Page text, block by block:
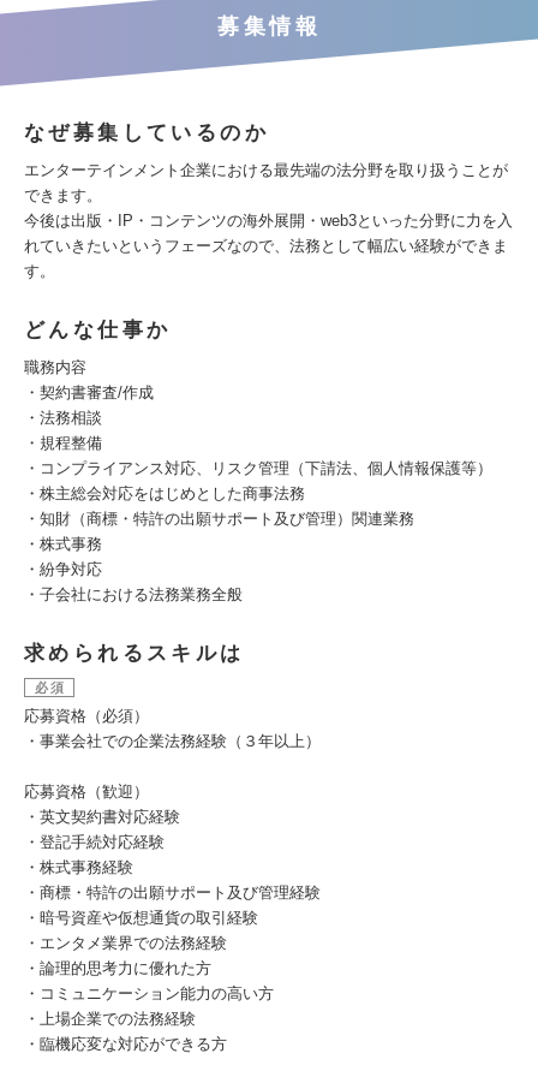
募集情報
なぜ募集しているのか
エンターテインメント企業における最先端の法分野を取り扱うことが
できます。
今後は出版・IP・コンテンツの海外展開・web3といった分野に力を入
れていきたいというフェーズなので、法務として幅広い経験ができま
す。
どんな仕事か
職務内容
・契約書審査/作成
・法務相談
・規程整備
・コンプライアンス対応、リスク管理（下請法、個⼈情報保護等）
・株主総会対応をはじめとした商事法務
・知財（商標・特許の出願サポート及び管理）関連業務
・株式事務
・紛争対応
・子会社における法務業務全般
求められるスキルは
必須
応募資格（必須）
・事業会社での企業法務経験（３年以上）
応募資格（歓迎）
・英文契約書対応経験
・登記手続対応経験
・株式事務経験
・商標・特許の出願サポート及び管理経験
・暗号資産や仮想通貨の取引経験
・エンタメ業界での法務経験
・論理的思考力に優れた方
・コミュニケーション能力の高い方
・上場企業での法務経験
・臨機応変な対応ができる方